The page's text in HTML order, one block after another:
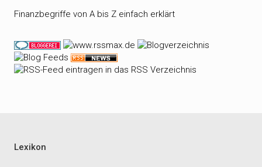
Finanzbegriffe von A bis Z einfach erklärt
Lexikon